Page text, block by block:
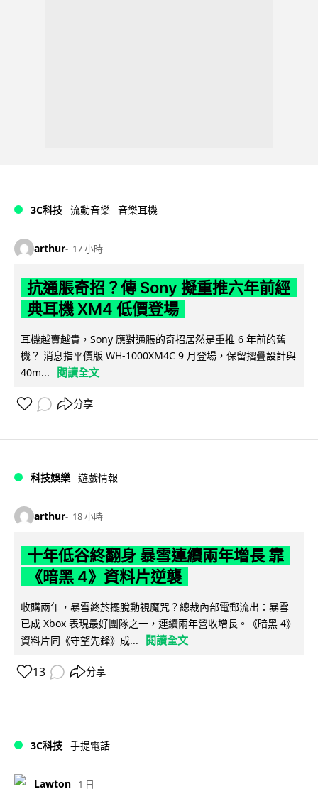
3C科技 流動音樂 音樂耳機
arthur 17 小時
抗通脹奇招？傳 Sony 擬重推六年前經
典耳機 XM4 低價登場
耳機越賣越貴，Sony 應對通脹的奇招居然是重推 6 年前的舊
機？ 消息指平價版 WH-1000XM4C 9 月登場，保留摺疊設計與
40m...
閱讀全文
分享
科技娛樂 遊戲情報
arthur 18 小時
十年低谷終翻身 暴雪連續兩年增長 靠
《暗黑 4》資料片逆襲
收購兩年，暴雪終於擺脫動視魔咒？總裁內部電郵流出：暴雪
已成 Xbox 表現最好團隊之一，連續兩年營收增長。《暗黑 4》
資料片同《守望先鋒》成...
閱讀全文
13 分享
3C科技 手提電話
Lawton 1 日